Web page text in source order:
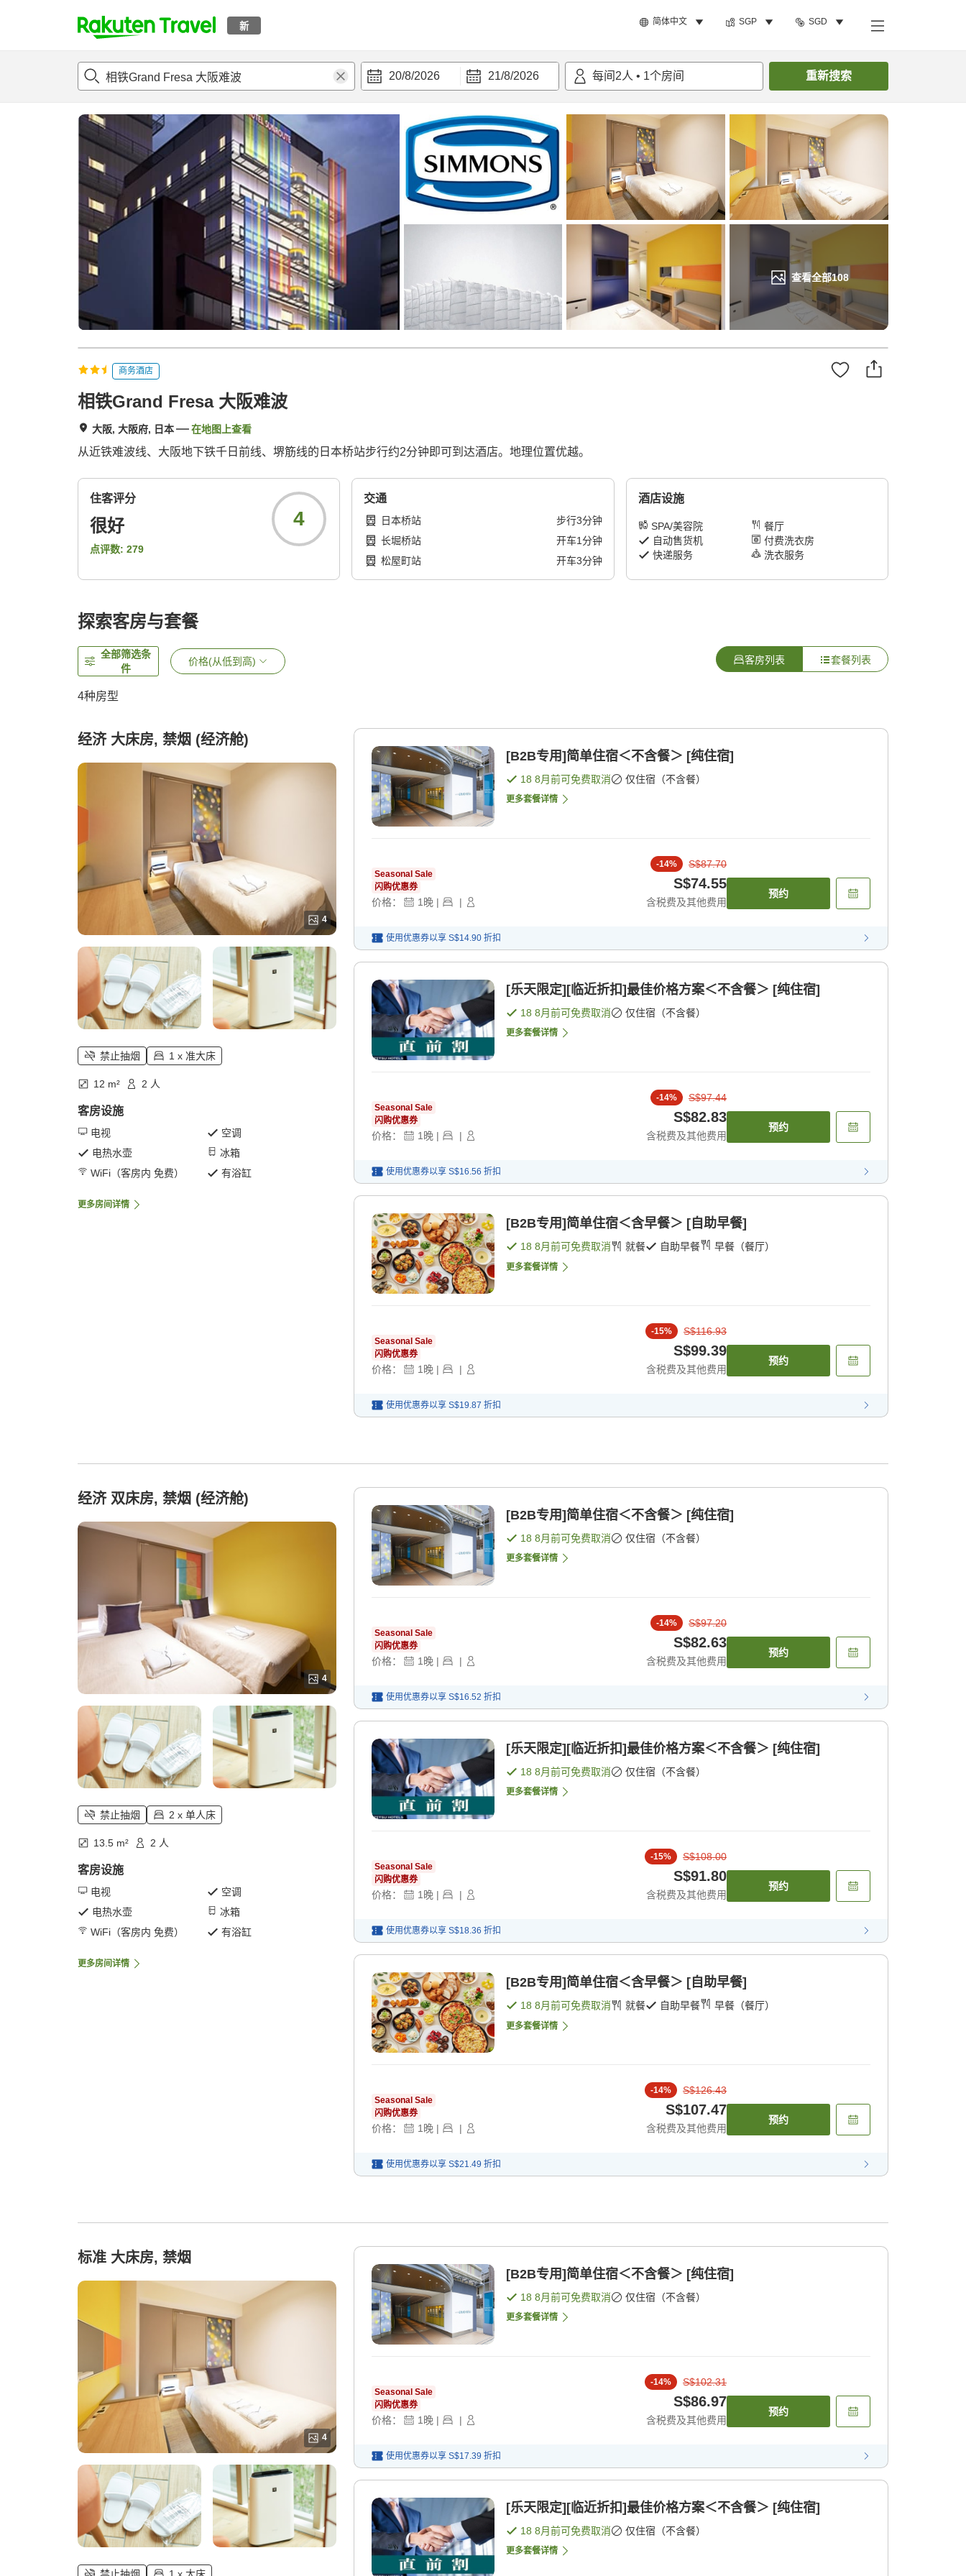
新 简体中文 SGP SGD
t
p
a
g
_
a
20/8/2026 21/8/2026 每间 2人 • 1个房间 重新搜索
查看全部108
概况 客房及住宿套餐评论 亮点设施 搜索客房
商务酒店
相铁Grand Fresa 大阪难波
大阪, 大阪府, 日本 在地图上查看
从近铁难波线、大阪地下铁千日前线、堺筋线的日本桥站步行约2分钟即可到达酒店。地理位置优越。
住客评分
很好
点评数: 279
4
交通
日本桥站 步行3分钟
长堀桥站
开车1分钟
松屋町站
开车3分钟
酒店设施
SPA/美容院
餐厅
自动售货机
付费洗衣房
快递服务
洗衣服务
探索客房与套餐
全部筛选条
件
价格(从低到高) 客房列表 套餐列表
4种房型
经济 大床房, 禁烟 (经济舱)
4
禁止抽烟 1 x 准大床
12 m² 2 人
客房设施
电视
空调
电热水壶
冰箱
WiFi（客房内 免费）
有浴缸
更多房间详情
[B2B专用]简单住宿＜不含餐＞ [纯住宿]
18 8月前可免费取消 仅住宿（不含餐）
更多套餐详情
Seasonal Sale
闪购优惠券
价格： 1晚 | |
-14% S$87.70
S$74.55
含税费及其他费用
预约
使用优惠券以享 S$14.90 折扣
[乐天限定][临近折扣]最佳价格方案＜不含餐＞ [纯住宿]
18 8月前可免费取消 仅住宿（不含餐）
更多套餐详情
Seasonal Sale
闪购优惠券
价格： 1晚 | |
-14% S$97.44
S$82.83
含税费及其他费用
预约
使用优惠券以享 S$16.56 折扣
[B2B专用]简单住宿＜含早餐＞ [自助早餐]
18 8月前可免费取消 就餐 自助早餐 早餐（餐厅）
更多套餐详情
Seasonal Sale
闪购优惠券
价格： 1晚 | |
-15% S$116.93
S$99.39
含税费及其他费用
预约
使用优惠券以享 S$19.87 折扣
经济 双床房, 禁烟 (经济舱)
4
禁止抽烟 2 x 单人床
13.5 m² 2 人
客房设施
电视
空调
电热水壶
冰箱
WiFi（客房内 免费）
有浴缸
更多房间详情
[B2B专用]简单住宿＜不含餐＞ [纯住宿]
18 8月前可免费取消 仅住宿（不含餐）
更多套餐详情
Seasonal Sale
闪购优惠券
价格： 1晚 | |
-14% S$97.20
S$82.63
含税费及其他费用
预约
使用优惠券以享 S$16.52 折扣
[乐天限定][临近折扣]最佳价格方案＜不含餐＞ [纯住宿]
18 8月前可免费取消 仅住宿（不含餐）
更多套餐详情
Seasonal Sale
闪购优惠券
价格： 1晚 | |
-15% S$108.00
S$91.80
含税费及其他费用
预约
使用优惠券以享 S$18.36 折扣
[B2B专用]简单住宿＜含早餐＞ [自助早餐]
18 8月前可免费取消 就餐 自助早餐 早餐（餐厅）
更多套餐详情
Seasonal Sale
闪购优惠券
价格： 1晚 | |
-14% S$126.43
S$107.47
含税费及其他费用
预约
使用优惠券以享 S$21.49 折扣
标准 大床房, 禁烟
4
[B2B专用]简单住宿＜不含餐＞ [纯住宿]
18 8月前可免费取消 仅住宿（不含餐）
更多套餐详情
Seasonal Sale
闪购优惠券
价格： 1晚 | |
-14% S$102.31
S$86.97
含税费及其他费用
预约
使用优惠券以享 S$17.39 折扣
[乐天限定][临近折扣]最佳价格方案＜不含餐＞ [纯住宿]
18 8月前可免费取消 仅住宿（不含餐）
更多套餐详情